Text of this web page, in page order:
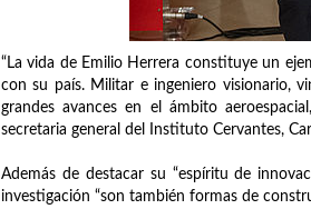
“La vida de Emilio Herrera constituye un
con su país. Militar e ingeniero visionario,
grandes avances en el ámbito
secretaria general del Instituto Cervantes,
Además de destacar su “espíritu de
investigación “son también formas de